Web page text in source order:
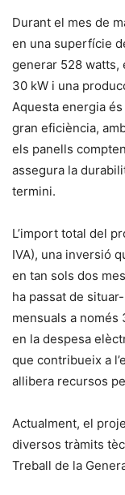
Durant el mes de
en una superfície
generar 528 watts,
30 kW i una
Aquesta energia
gran eficiència,
els panells
assegura la
termini.
L’import total del
IVA), una inversió
en tan sols dos
ha passat de
mensuals a només
en la despesa
que contribueix a
allibera recursos
Actualment, el
diversos tràmits
Treball de la